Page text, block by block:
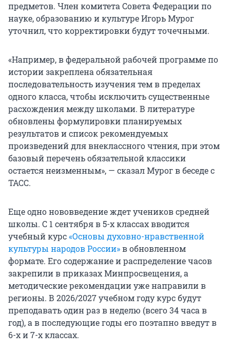
предметов. Член комитета Совета Федерации по
науке, образованию и культуре Игорь Мурог
уточнил, что корректировки будут точечными.
«Например, в федеральной рабочей программе по
истории закреплена обязательная
последовательность изучения тем в пределах
одного класса, чтобы исключить существенные
расхождения между школами. В литературе
обновлены формулировки планируемых
результатов и список рекомендуемых
произведений для внеклассного чтения, при этом
базовый перечень обязательной классики
остается неизменным», — сказал Мурог в беседе с
ТАСС.
Еще одно нововведение ждет учеников средней
школы. С 1 сентября в 5-х классах вводится
учебный курс«Основы духовно-нравственной
культуры народов России»в обновленном
формате. Его содержание и распределение часов
закрепили в приказах Минпросвещения, а
методические рекомендации уже направили в
регионы. В 2026/2027 учебном году курс будут
преподавать один раз в неделю (всего 34 часа в
год), а в последующие годы его поэтапно введут в
6-х и 7-х классах.